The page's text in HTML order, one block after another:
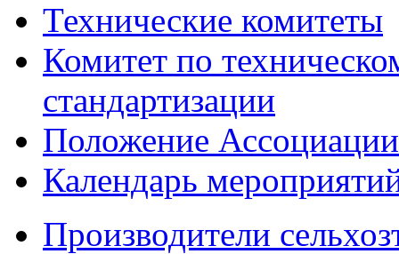
Технические комитеты
Комитет по
стандартизации
Положение
Календарь
Производители